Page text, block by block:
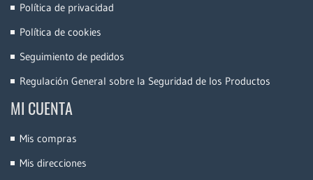
Política de privacidad
Política de cookies
Seguimiento de pedidos
Regulación General sobre la Seguridad de los Productos
MI CUENTA
Mis compras
Mis direcciones